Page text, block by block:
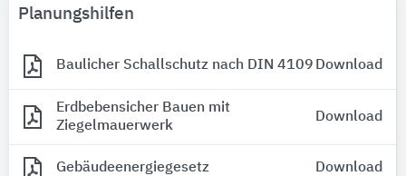
Planungshilfen
Baulicher Schallschutz nach DIN 4109 Download
Erdbebensicher Bauen mit
Ziegelmauerwerk
Download
Gebäudeenergiegesetz Download